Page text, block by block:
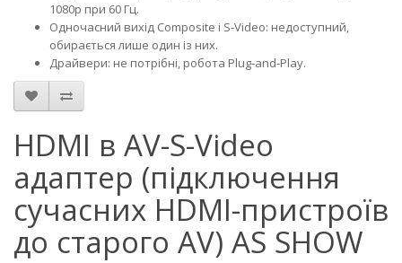
1080p при 60 Гц.
Одночасний вихід Composite і S‑Video: недоступний,
обирається лише один із них.
Драйвери: не потрібні, робота Plug‑and‑Play.
HDMI в AV-S-Video
адаптер (підключення
сучасних HDMI-пристроїв
до старого AV) AS SHOW